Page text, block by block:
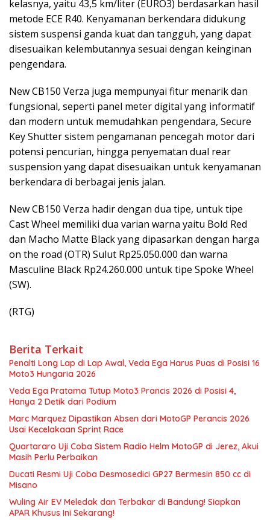
kelasnya, yaitu 43,5 km/liter (EURO3) berdasarkan hasil
metode ECE R40. Kenyamanan berkendara didukung
sistem suspensi ganda kuat dan tangguh, yang dapat
disesuaikan kelembutannya sesuai dengan keinginan
pengendara.
New CB150 Verza juga mempunyai fitur menarik dan
fungsional, seperti panel meter digital yang informatif
dan modern untuk memudahkan pengendara, Secure
Key Shutter sistem pengamanan pencegah motor dari
potensi pencurian, hingga penyematan dual rear
suspension yang dapat disesuaikan untuk kenyamanan
berkendara di berbagai jenis jalan.
New CB150 Verza hadir dengan dua tipe, untuk tipe
Cast Wheel memiliki dua varian warna yaitu Bold Red
dan Macho Matte Black yang dipasarkan dengan harga
on the road (OTR) Sulut Rp25.050.000 dan warna
Masculine Black Rp24.260.000 untuk tipe Spoke Wheel
(SW).
(RTG)
Berita Terkait
Penalti Long Lap di Lap Awal, Veda Ega Harus Puas di Posisi 16
Moto3 Hungaria 2026
Veda Ega Pratama Tutup Moto3 Prancis 2026 di Posisi 4,
Hanya 2 Detik dari Podium
Marc Marquez Dipastikan Absen dari MotoGP Perancis 2026
Usai Kecelakaan Sprint Race
Quartararo Uji Coba Sistem Radio Helm MotoGP di Jerez, Akui
Masih Perlu Perbaikan
Ducati Resmi Uji Coba Desmosedici GP27 Bermesin 850 cc di
Misano
Wuling Air EV Meledak dan Terbakar di Bandung! Siapkan
APAR Khusus Ini Sekarang!